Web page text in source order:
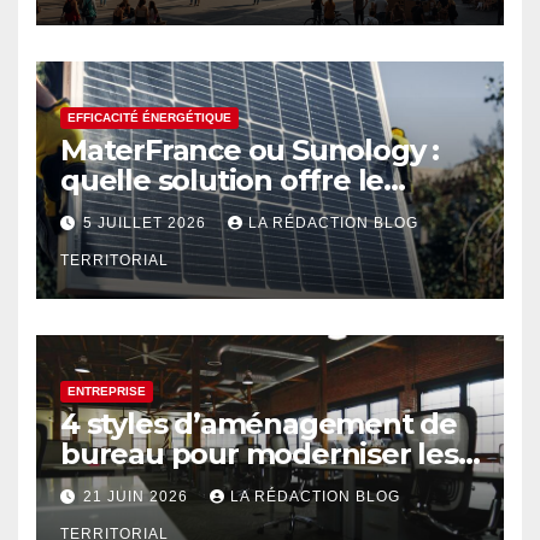
EFFICACITÉ ÉNERGÉTIQUE
MaterFrance ou Sunology :
quelle solution offre le
meilleur rendement ?
5 JUILLET 2026 LA RÉDACTION BLOG
TERRITORIAL
ENTREPRISE
4 styles d’aménagement de
bureau pour moderniser les
espaces professionnels
21 JUIN 2026 LA RÉDACTION BLOG
TERRITORIAL